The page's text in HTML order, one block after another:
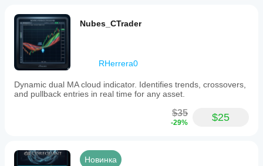
Nubes_CTrader
RHerrera0
Dynamic dual MA cloud indicator. Identifies trends, crossovers,
and pullback entries in real time for any asset.
$35
-29% $25
Новинка